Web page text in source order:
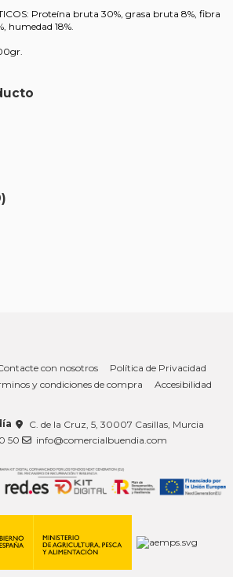
Proteína bruta 30%, grasa bruta 8%, fibra
humedad 18%.
con nosotros
Política de Privacidad
y condiciones de compra Accesibilidad
C. de la Cruz, 5, 30007 Casillas, Murcia
50
info@comercialbuendia.com